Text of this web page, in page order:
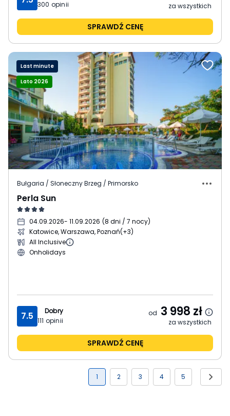
300 opinii za wszystkich
SPRAWDŹ CENĘ
Last minute
Lato 2026
Bułgaria / Słoneczny Brzeg / Primorsko
Perla Sun
04.09.2026- 11.09.2026 (8 dni / 7 nocy)
Katowice, Warszawa, Poznań(+3)
All Inclusive
Onholidays
7.5
Dobry
111 opinii
od 3 998 zł
za wszystkich
SPRAWDŹ CENĘ
1 2 3 4 5